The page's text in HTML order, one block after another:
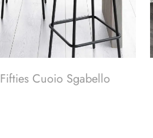
Fifties Cuoio Sgabello